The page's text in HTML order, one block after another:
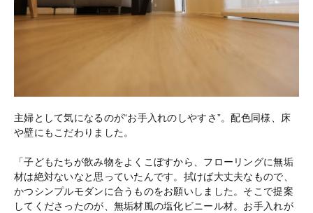
主婦として気になるのが“お手入れのしやすさ”。配色同様、床
や壁にもこだわりました。
「子どもたちが飲み物をよくこぼすから、フローリングに無垢
材は絶対ないなと思っていたんです。拭けば大丈夫なもので、
かつシンプルモダンに合うものをお願いしました。そこで提案
してくださったのが、無垢材風の塩化ビニール材。お手入れが